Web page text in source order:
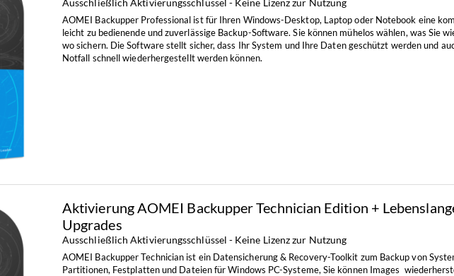
Ausschließlich Aktivierungsschlüssel - Keine Lizenz zur Nutzung
AOMEI Backupper Professional ist für Ihren Windows-Desktop, Laptop oder Notebook eine
leicht zu bedienende und zuverlässige Backup-Software. Sie können mühelos wählen, was Sie
wo sichern. Die Software stellt sicher, dass Ihr System und Ihre Daten geschützt werden und
Notfall schnell wiederhergestellt werden können.
Aktivierung AOMEI Backupper Technician Edition +
Upgrades
Ausschließlich Aktivierungsschlüssel - Keine Lizenz zur Nutzung
AOMEI Backupper Technician ist ein Datensicherung & Recovery-Toolkit zum Backup von
Partitionen, Festplatten und Dateien für Windows PC-Systeme, Sie können Images